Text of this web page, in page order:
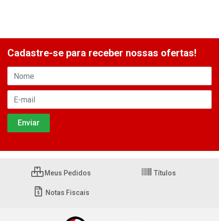
Cadastre-se para receber nossas ofertas!
Meus Pedidos Títulos
Notas Fiscais